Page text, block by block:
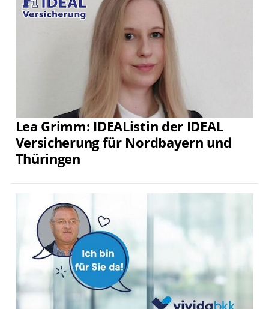
Lea Grimm: IDEAListin der IDEAL
Versicherung für Nordbayern und
Thüringen